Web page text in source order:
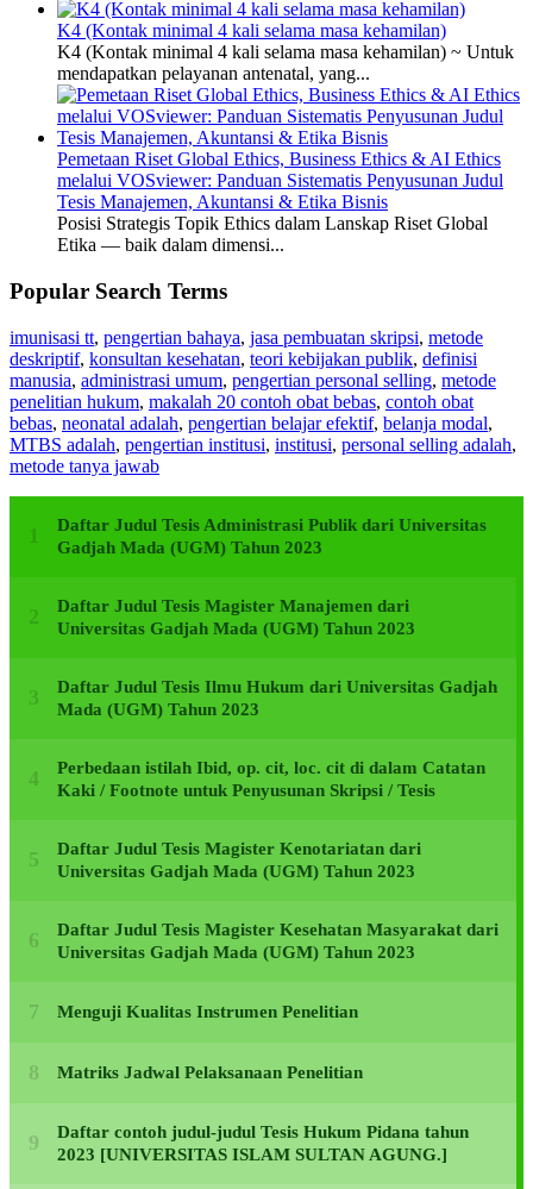
K4 (Kontak minimal 4 kali selama masa kehamilan)
K4 (Kontak minimal 4 kali selama masa kehamilan) ~ Untuk
mendapatkan pelayanan antenatal, yang...
Pemetaan Riset Global Ethics, Business Ethics & AI Ethics
melalui VOSviewer: Panduan Sistematis Penyusunan Judul
Tesis Manajemen, Akuntansi & Etika Bisnis
Posisi Strategis Topik Ethics dalam Lanskap Riset Global
Etika — baik dalam dimensi...
Popular Search Terms
imunisasi tt, pengertian bahaya, jasa pembuatan skripsi, metode
deskriptif, konsultan kesehatan, teori kebijakan publik, definisi
manusia, administrasi umum, pengertian personal selling, metode
penelitian hukum, makalah 20 contoh obat bebas, contoh obat
bebas, neonatal adalah, pengertian belajar efektif, belanja modal,
MTBS adalah, pengertian institusi, institusi, personal selling adalah,
metode tanya jawab
Daftar Judul Tesis Administrasi Publik dari Universitas
Gadjah Mada (UGM) Tahun 2023
Daftar Judul Tesis Magister Manajemen dari
Universitas Gadjah Mada (UGM) Tahun 2023
Daftar Judul Tesis Ilmu Hukum dari Universitas Gadjah
Mada (UGM) Tahun 2023
Perbedaan istilah Ibid, op. cit, loc. cit di dalam Catatan
Kaki / Footnote untuk Penyusunan Skripsi / Tesis
Daftar Judul Tesis Magister Kenotariatan dari
Universitas Gadjah Mada (UGM) Tahun 2023
Daftar Judul Tesis Magister Kesehatan Masyarakat dari
Universitas Gadjah Mada (UGM) Tahun 2023
Menguji Kualitas Instrumen Penelitian
Matriks Jadwal Pelaksanaan Penelitian
Daftar contoh judul-judul Tesis Hukum Pidana tahun
2023 [UNIVERSITAS ISLAM SULTAN AGUNG.]